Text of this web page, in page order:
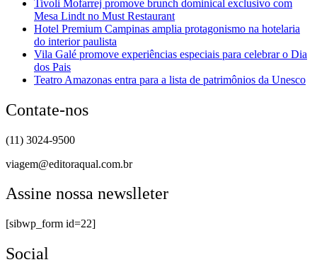
Tivoli Mofarrej promove brunch dominical exclusivo com
Mesa Lindt no Must Restaurant
Hotel Premium Campinas amplia protagonismo na hotelaria
do interior paulista
Vila Galé promove experiências especiais para celebrar o Dia
dos Pais
Teatro Amazonas entra para a lista de patrimônios da Unesco
Contate-nos
(11) 3024-9500
viagem@editoraqual.com.br
Assine nossa newslleter
[sibwp_form id=22]
Social